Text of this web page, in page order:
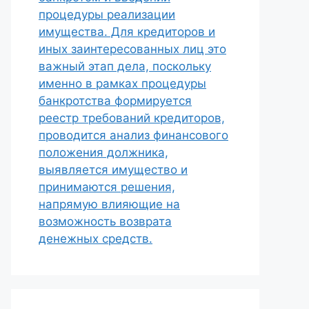
процедуры реализации
имущества. Для кредиторов и
иных заинтересованных лиц это
важный этап дела, поскольку
именно в рамках процедуры
банкротства формируется
реестр требований кредиторов,
проводится анализ финансового
положения должника,
выявляется имущество и
принимаются решения,
напрямую влияющие на
возможность возврата
денежных средств.